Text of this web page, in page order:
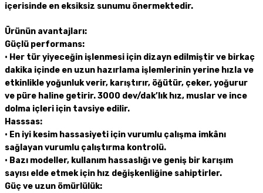
içerisinde en eksiksiz sunumu önermektedir.
Ürünün avantajları:
Güçlü performans:
• Her tür yiyeceğin işlenmesi için dizayn edilmiştir ve birkaç
dakika içinde en uzun hazırlama işlemlerinin yerine hızla ve
etkinlikle yoğunluk verir, karıştırır, öğütür, çeker, yoğurur
ve püre haline getirir. 3000 dev/dak’lık hız, muslar ve ince
dolma içleri için tavsiye edilir.
Hasssas:
• En iyi kesim hassasiyeti için vurumlu çalışma imkânı
sağlayan vurumlu çalıştırma kontrolü.
• Bazı modeller, kullanım hassaslığı ve geniş bir karışım
sayısı elde etmek için hız değişkenliğine sahiptirler.
Güç ve uzun ömürlülük: